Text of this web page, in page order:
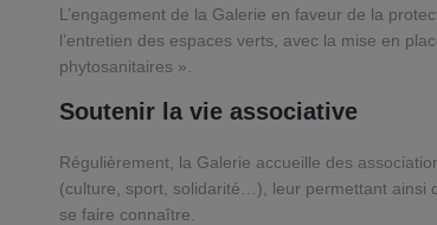
L’engagement de la Galerie en faveur de la
l’entretien des espaces verts, avec la mise en
phytosanitaires ».
Soutenir la vie associative
Régulièrement, la Galerie accueille des
(culture, sport, solidarité…), leur permettant ainsi
se faire connaître.